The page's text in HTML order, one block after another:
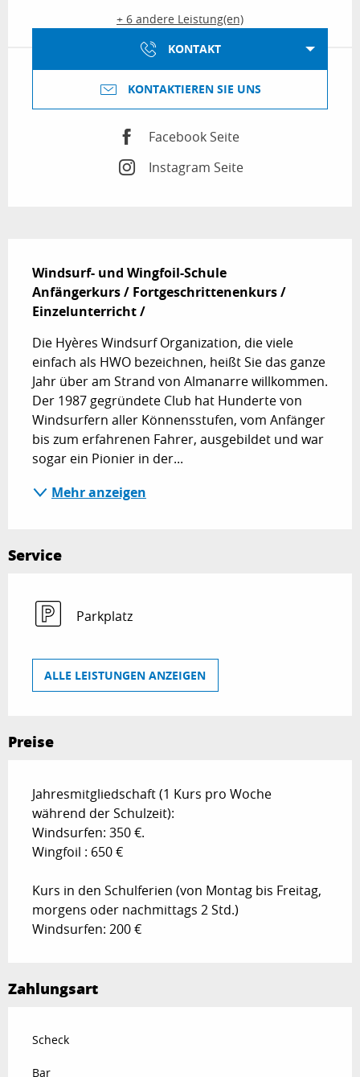
+ 6 andere Leistung(en)
KONTAKT
KONTAKTIEREN SIE UNS
Facebook Seite
Instagram Seite
Windsurf- und Wingfoil-Schule
Anfängerkurs / Fortgeschrittenenkurs /
Einzelunterricht /
Die Hyères Windsurf Organization, die viele
einfach als HWO bezeichnen, heißt Sie das ganze
Jahr über am Strand von Almanarre willkommen.
Der 1987 gegründete Club hat Hunderte von
Windsurfern aller Könnensstufen, vom Anfänger
bis zum erfahrenen Fahrer, ausgebildet und war
sogar ein Pionier in der...
Mehr anzeigen
Service
Parkplatz
ALLE LEISTUNGEN ANZEIGEN
Preise
Jahresmitgliedschaft (1 Kurs pro Woche
während der Schulzeit):
Windsurfen: 350 €.
Wingfoil : 650 €
Kurs in den Schulferien (von Montag bis Freitag,
morgens oder nachmittags 2 Std.)
Windsurfen: 200 €
Zahlungsart
Scheck
Bar